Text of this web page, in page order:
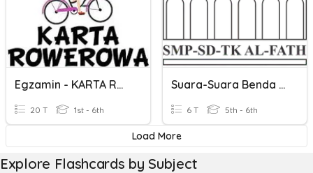
Egzamin - KARTA ROWEROWA 2023 Egzamin
20 T 1st - 6th
Suara-Suara Benda Mati
6 T 5th - 6th
Load More
Explore Flashcards by Subject